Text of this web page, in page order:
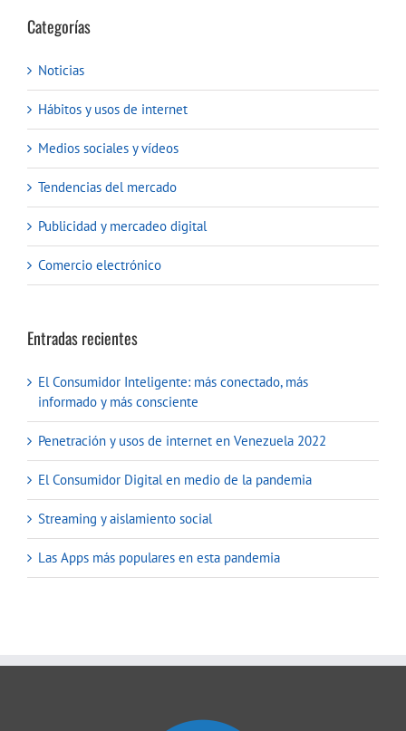
Categorías
Noticias
Hábitos y usos de internet
Medios sociales y vídeos
Tendencias del mercado
Publicidad y mercadeo digital
Comercio electrónico
Entradas recientes
El Consumidor Inteligente: más conectado, más
informado y más consciente
Penetración y usos de internet en Venezuela 2022
El Consumidor Digital en medio de la pandemia
Streaming y aislamiento social
Las Apps más populares en esta pandemia